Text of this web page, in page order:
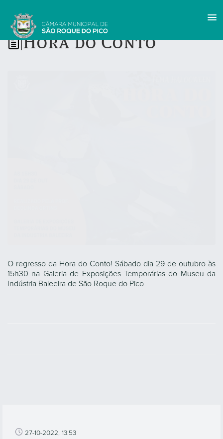
Hora do Conto
O regresso da Hora do Conto! Sábado dia 29 de outubro às
15h30 na Galeria de Exposições Temporárias do Museu da
Indústria Baleeira de São Roque do Pico
27-10-2022, 13:53